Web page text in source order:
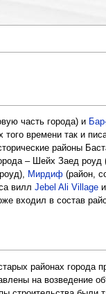
часть города) и
того времени так и
районы
– Шейх Заед роуд
Мирдиф(район,
вилл Jebel Ali Villageи
входил в состав
районах города
на возведение